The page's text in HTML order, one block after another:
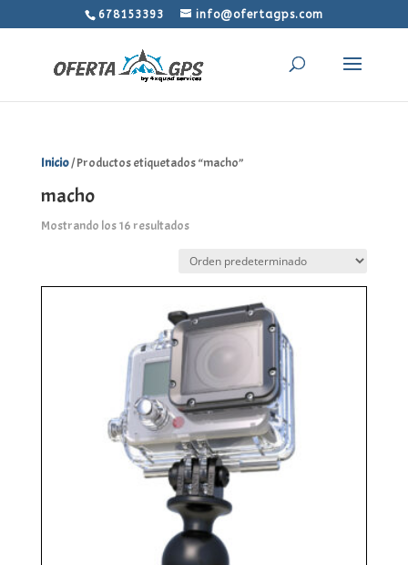
678153393 info@ofertagps.com
Inicio/ Productos etiquetados “macho”
macho
Mostrando los 16 resultados